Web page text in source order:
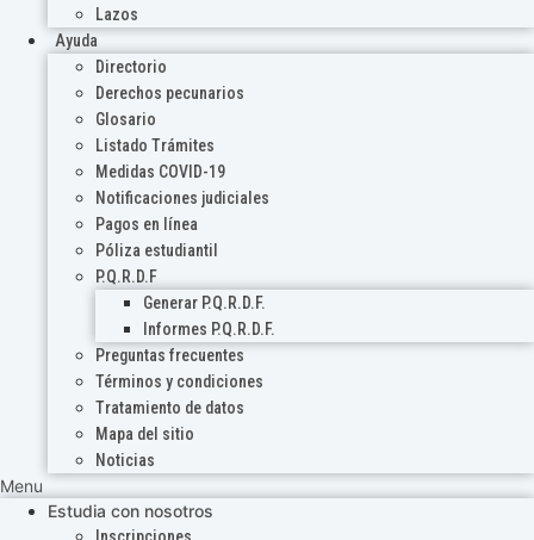
Lazos
Ayuda
Directorio
Derechos pecunarios
Glosario
Listado Trámites
Medidas COVID-19
Notificaciones judiciales
Pagos en línea
Póliza estudiantil
P.Q.R.D.F
Generar P.Q.R.D.F.
Informes P.Q.R.D.F.
Preguntas frecuentes
Términos y condiciones
Tratamiento de datos
Mapa del sitio
Noticias
Menu
Estudia con nosotros